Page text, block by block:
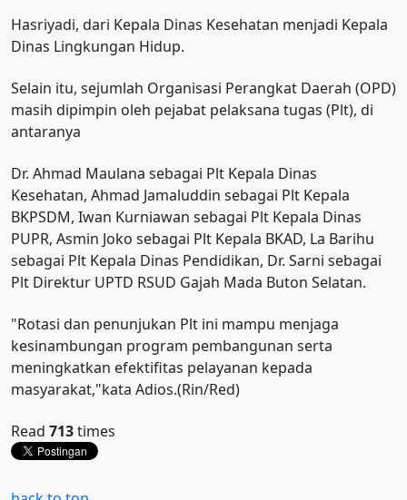
Hasriyadi, dari Kepala Dinas Kesehatan menjadi Kepala
Dinas Lingkungan Hidup.
Selain itu, sejumlah Organisasi Perangkat Daerah (OPD)
masih dipimpin oleh pejabat pelaksana tugas (Plt), di
antaranya
Dr. Ahmad Maulana sebagai Plt Kepala Dinas
Kesehatan, Ahmad Jamaluddin sebagai Plt Kepala
BKPSDM, Iwan Kurniawan sebagai Plt Kepala Dinas
PUPR, Asmin Joko sebagai Plt Kepala BKAD, La Barihu
sebagai Plt Kepala Dinas Pendidikan, Dr. Sarni sebagai
Plt Direktur UPTD RSUD Gajah Mada Buton Selatan.
"Rotasi dan penunjukan Plt ini mampu menjaga
kesinambungan program pembangunan serta
meningkatkan efektifitas pelayanan kepada
masyarakat,"kata Adios.(Rin/Red)
Read 713times